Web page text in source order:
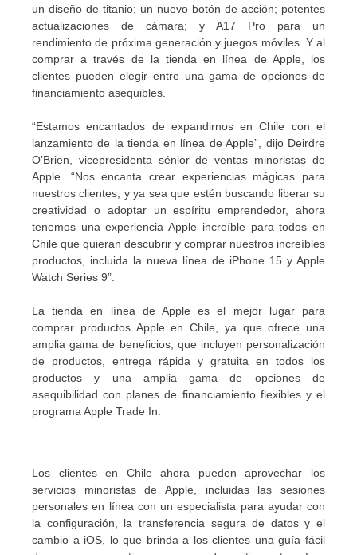
un diseño de titanio; un nuevo botón de acción; potentes
actualizaciones de cámara; y A17 Pro para un
rendimiento de próxima generación y juegos móviles. Y al
comprar a través de la tienda en línea de Apple, los
clientes pueden elegir entre una gama de opciones de
financiamiento asequibles.
“Estamos encantados de expandirnos en Chile con el
lanzamiento de la tienda en línea de Apple”, dijo Deirdre
O’Brien, vicepresidenta sénior de ventas minoristas de
Apple. “Nos encanta crear experiencias mágicas para
nuestros clientes, y ya sea que estén buscando liberar su
creatividad o adoptar un espíritu emprendedor, ahora
tenemos una experiencia Apple increíble para todos en
Chile que quieran descubrir y comprar nuestros increíbles
productos, incluida la nueva línea de iPhone 15 y Apple
Watch Series 9”.
La tienda en línea de Apple es el mejor lugar para
comprar productos Apple en Chile, ya que ofrece una
amplia gama de beneficios, que incluyen personalización
de productos, entrega rápida y gratuita en todos los
productos y una amplia gama de opciones de
asequibilidad con planes de financiamiento flexibles y el
programa Apple Trade In.
Los clientes en Chile ahora pueden aprovechar los
servicios minoristas de Apple, incluidas las sesiones
personales en línea con un especialista para ayudar con
la configuración, la transferencia segura de datos y el
cambio a iOS, lo que brinda a los clientes una guía fácil